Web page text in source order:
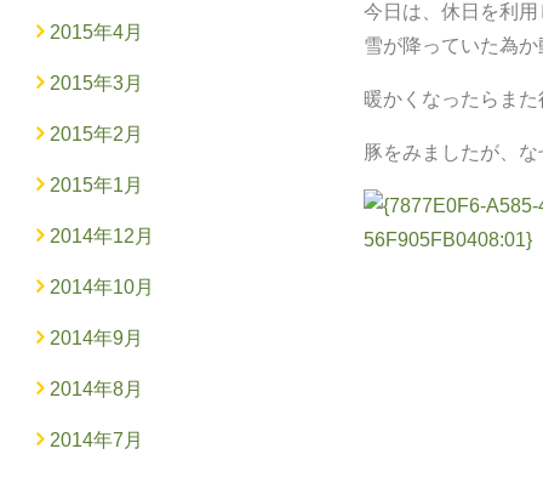
今日は、休日を利
雪が降っていた為
暖かくなったらま
豚をみましたが、
2015年4月
2015年3月
2015年2月
2015年1月
2014年12月
2014年10月
2014年9月
2014年8月
2014年7月